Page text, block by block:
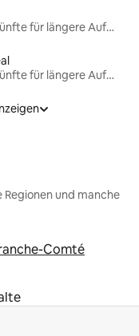
Unterkünfte für längere Aufenthalte
Unterkünfte für längere Aufenthalte
und manche
Comté